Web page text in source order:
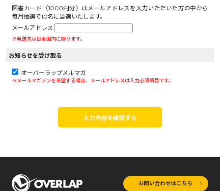
図書カード（1000円分）はメールアドレスを入力いただいた方の中から
毎月抽選で10名に当選いたします。
メールアドレス
※発送先は日本国内に限ります。
お知らせを受け取る
オーバーラップメルマガ
※メールマガジンを希望する場合、メールアドレスは入力必須項目です。
入力内容を確認する
お問い合わせはこちら